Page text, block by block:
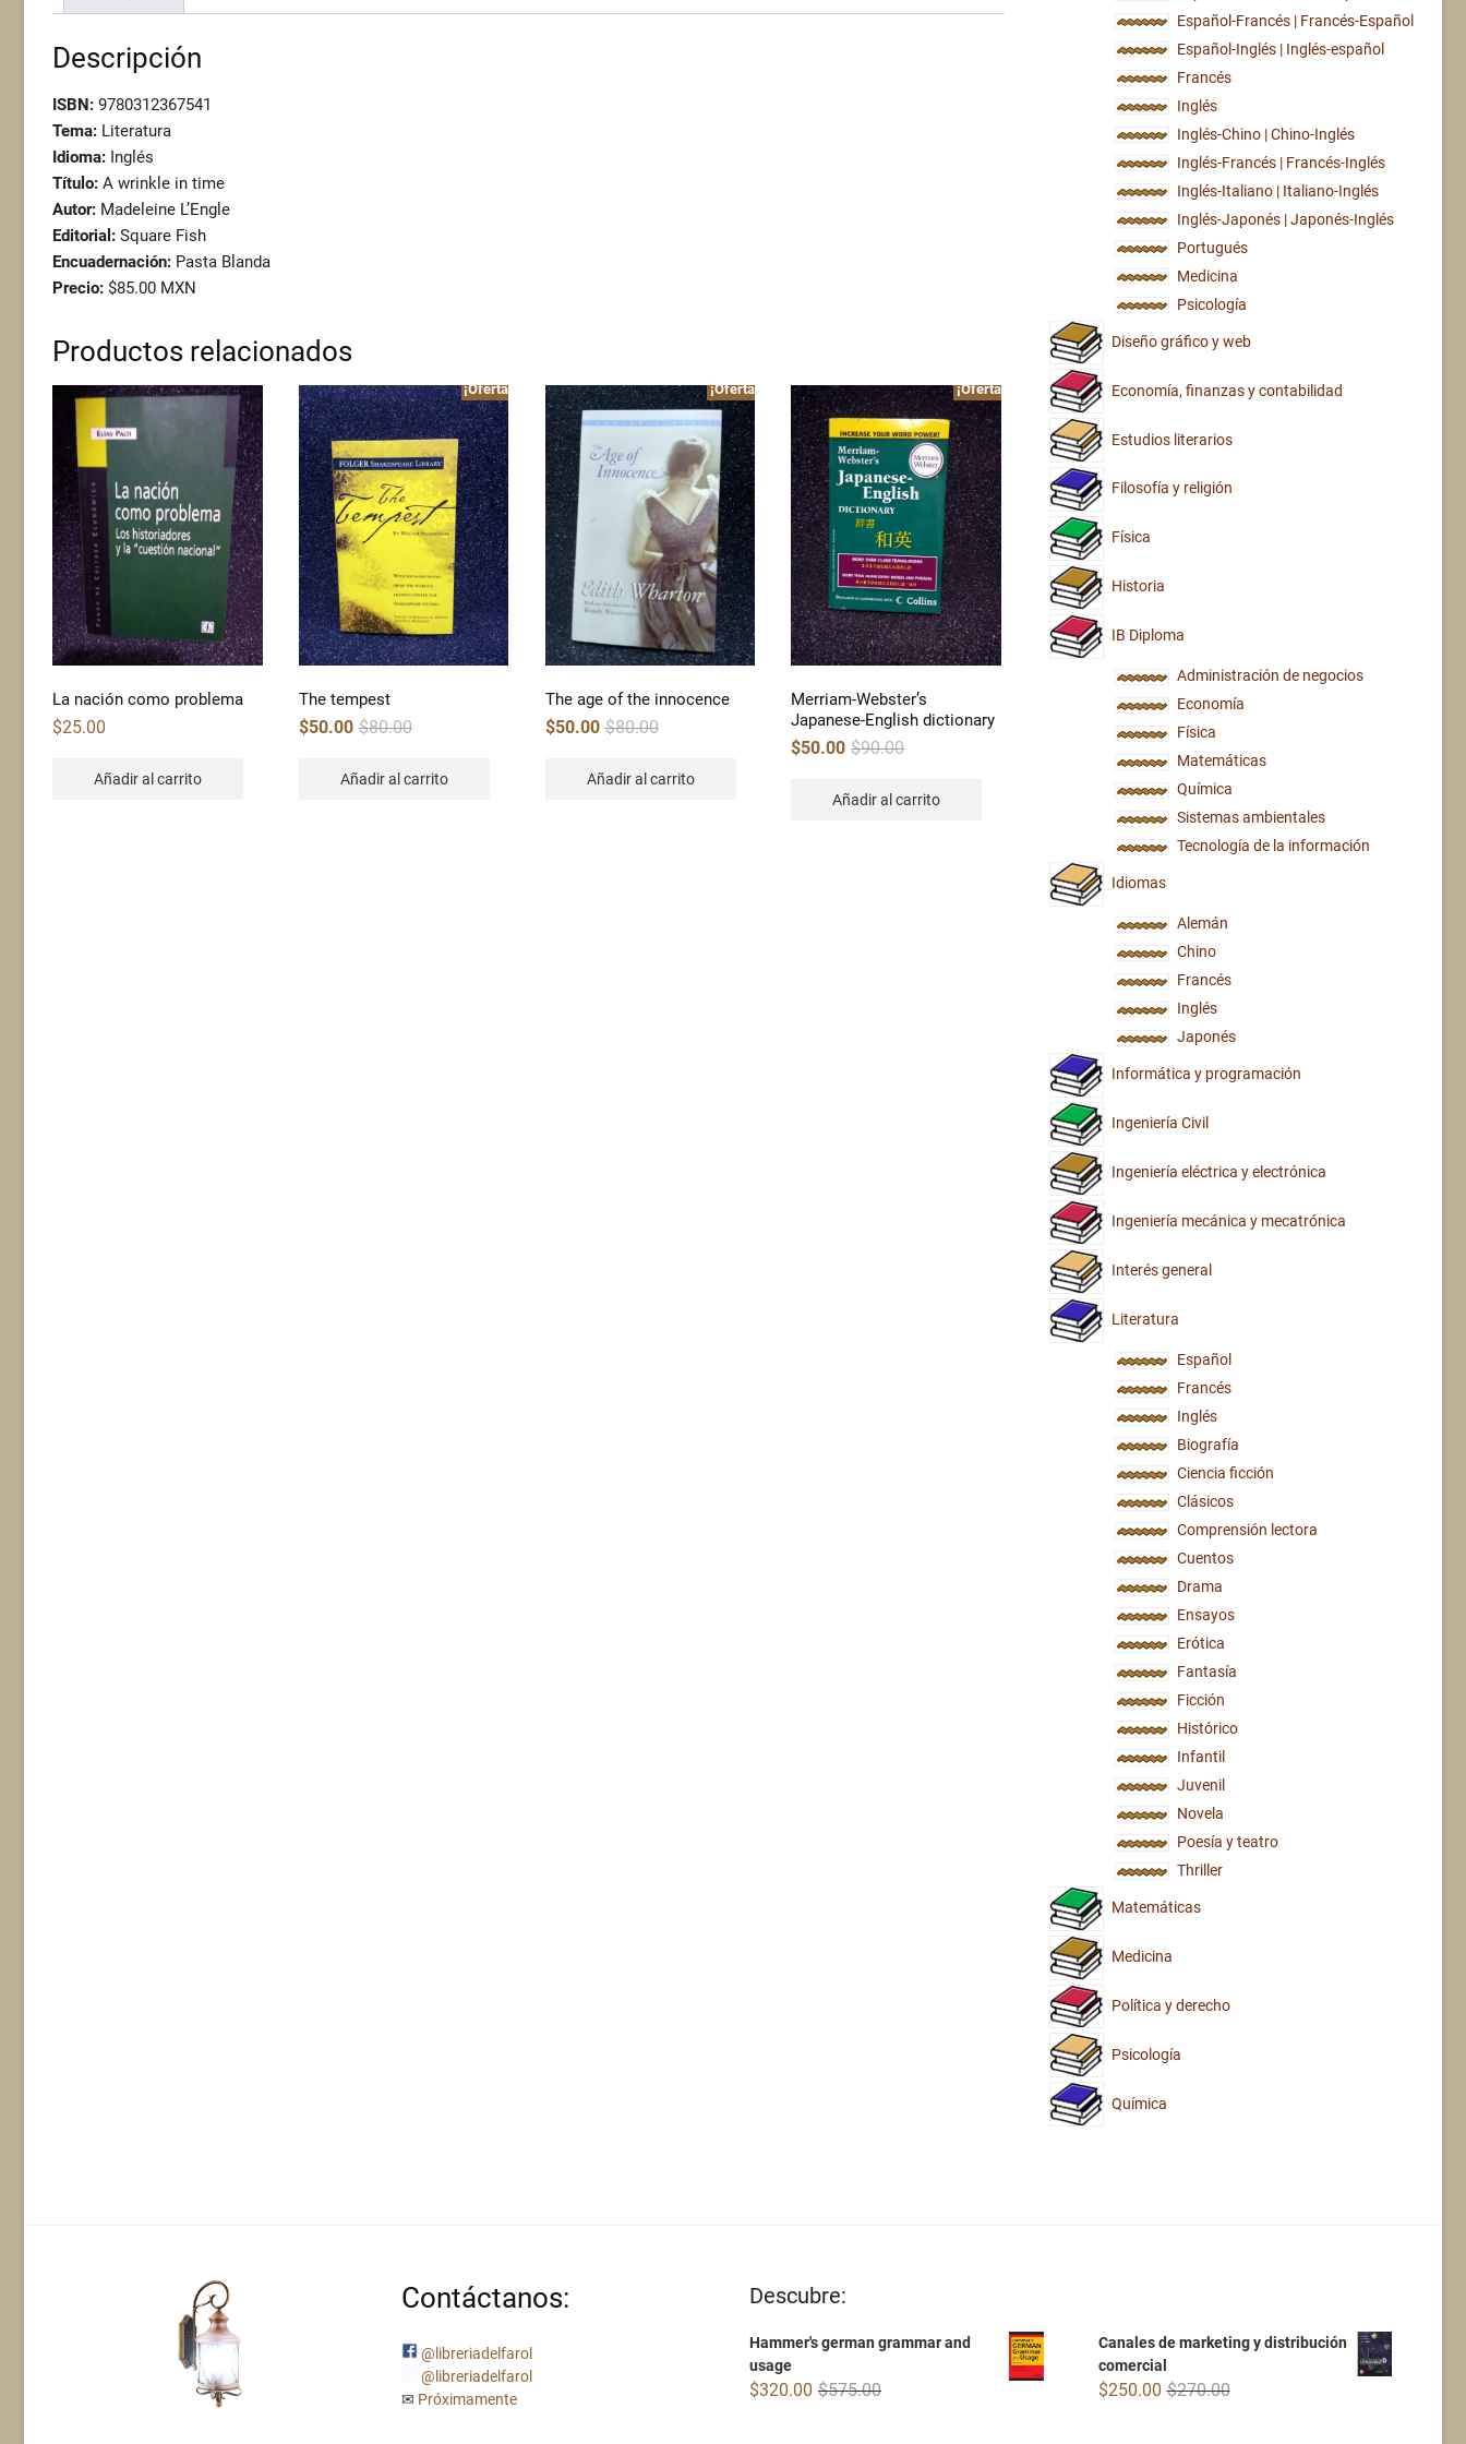
Descripción
ISBN: 9780312367541
Tema: Literatura
Idioma: Inglés
Título: A wrinkle in time
Autor: Madeleine L’Engle
Editorial: Square Fish
Encuadernación: Pasta Blanda
Precio: $85.00 MXN
Productos relacionados
La nación como problema
$25.00
Añadir al carrito
¡Oferta!
The tempest
$80.00Original
$50.00
Current
Añadir al carrito
¡Oferta!
The age of the innocence
$80.00Original
$50.00
Current
Añadir al carrito
¡Oferta!
Merriam-Webster’s
Japanese-English dictionary
$90.00
$50.00
Añadir al carrito
Español-Francés | Francés-Español
Español-Inglés | Inglés-español
Francés
Inglés
Inglés-Chino | Chino-Inglés
Inglés-Francés | Francés-Inglés
Inglés-Italiano | Italiano-Inglés
Inglés-Japonés | Japonés-Inglés
Portugués
Medicina
Psicología
Diseño gráfico y web
Economía, finanzas y contabilidad
Estudios literarios
Filosofía y religión
Física
Historia
IB Diploma
Administración de negocios
Economía
Física
Matemáticas
Química
Sistemas ambientales
Tecnología de la información
Idiomas
Alemán
Chino
Francés
Inglés
Japonés
Informática y programación
Ingeniería Civil
Ingeniería eléctrica y electrónica
Ingeniería mecánica y mecatrónica
Interés general
Literatura
Español
Francés
Inglés
Biografía
Ciencia ficción
Clásicos
Comprensión lectora
Cuentos
Drama
Ensayos
Erótica
Fantasía
Ficción
Histórico
Infantil
Juvenil
Novela
Poesía y teatro
Thriller
Matemáticas
Medicina
Política y derecho
Psicología
Química
Contáctanos:
@libreriadelfarol
@libreriadelfarol
✉ Próximamente
Descubre:
Hammer's german grammar and
usage
$575.00Original
$320.00
Current
Canales de marketing y distribución
comercial
$270.00Original
$250.00
Current